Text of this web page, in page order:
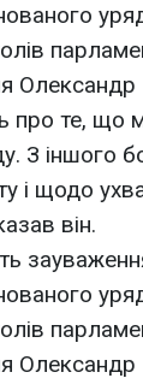
про те, що
З іншого
і щодо
він.